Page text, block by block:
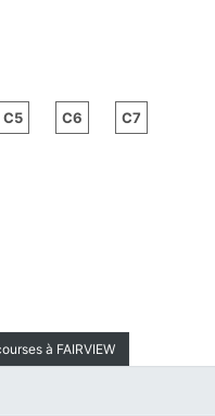
C5 C6 C7
à FAIRVIEW